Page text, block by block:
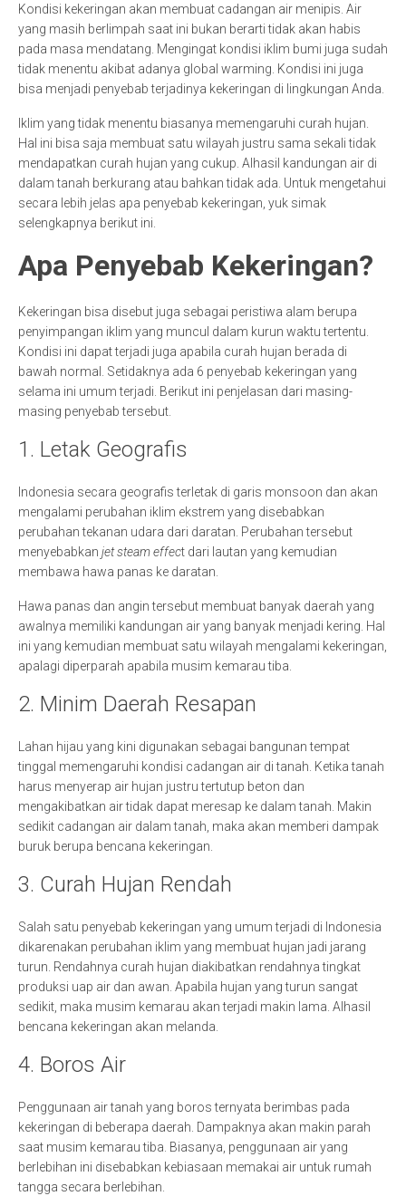
Kondisi kekeringan akan membuat cadangan air menipis. Air
yang masih berlimpah saat ini bukan berarti tidak akan habis
pada masa mendatang. Mengingat kondisi iklim bumi juga sudah
tidak menentu akibat adanya global warming. Kondisi ini juga
bisa menjadi penyebab terjadinya kekeringan di lingkungan Anda.
Iklim yang tidak menentu biasanya memengaruhi curah hujan.
Hal ini bisa saja membuat satu wilayah justru sama sekali tidak
mendapatkan curah hujan yang cukup. Alhasil kandungan air di
dalam tanah berkurang atau bahkan tidak ada. Untuk mengetahui
secara lebih jelas apa penyebab kekeringan, yuk simak
selengkapnya berikut ini.
Apa Penyebab Kekeringan?
Kekeringan bisa disebut juga sebagai peristiwa alam berupa
penyimpangan iklim yang muncul dalam kurun waktu tertentu.
Kondisi ini dapat terjadi juga apabila curah hujan berada di
bawah normal. Setidaknya ada 6 penyebab kekeringan yang
selama ini umum terjadi. Berikut ini penjelasan dari masing-
masing penyebab tersebut.
1. Letak Geografis
Indonesia secara geografis terletak di garis monsoon dan akan
mengalami perubahan iklim ekstrem yang disebabkan
perubahan tekanan udara dari daratan. Perubahan tersebut
menyebabkan jet steam effect dari lautan yang kemudian
membawa hawa panas ke daratan.
Hawa panas dan angin tersebut membuat banyak daerah yang
awalnya memiliki kandungan air yang banyak menjadi kering. Hal
ini yang kemudian membuat satu wilayah mengalami kekeringan,
apalagi diperparah apabila musim kemarau tiba.
2. Minim Daerah Resapan
Lahan hijau yang kini digunakan sebagai bangunan tempat
tinggal memengaruhi kondisi cadangan air di tanah. Ketika tanah
harus menyerap air hujan justru tertutup beton dan
mengakibatkan air tidak dapat meresap ke dalam tanah. Makin
sedikit cadangan air dalam tanah, maka akan memberi dampak
buruk berupa bencana kekeringan.
3. Curah Hujan Rendah
Salah satu penyebab kekeringan yang umum terjadi di Indonesia
dikarenakan perubahan iklim yang membuat hujan jadi jarang
turun. Rendahnya curah hujan diakibatkan rendahnya tingkat
produksi uap air dan awan. Apabila hujan yang turun sangat
sedikit, maka musim kemarau akan terjadi makin lama. Alhasil
bencana kekeringan akan melanda.
4. Boros Air
Penggunaan air tanah yang boros ternyata berimbas pada
kekeringan di beberapa daerah. Dampaknya akan makin parah
saat musim kemarau tiba. Biasanya, penggunaan air yang
berlebihan ini disebabkan kebiasaan memakai air untuk rumah
tangga secara berlebihan.